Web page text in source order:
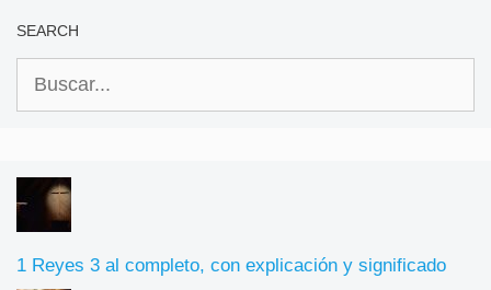
SEARCH
1 Reyes 3 al completo, con explicación y significado